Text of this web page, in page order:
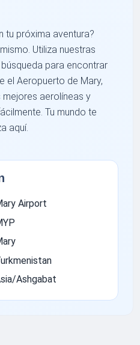
tu próxima aventura?
Utiliza nuestras
para encontrar
el Aeropuerto de Mary,
aerolíneas y
Tu mundo te
aquí.
Airport
Ashgabat